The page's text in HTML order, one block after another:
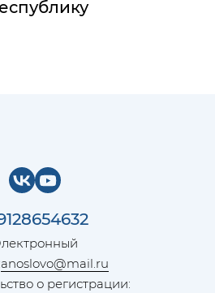
anoslovo@mail.ru
о регистрации: